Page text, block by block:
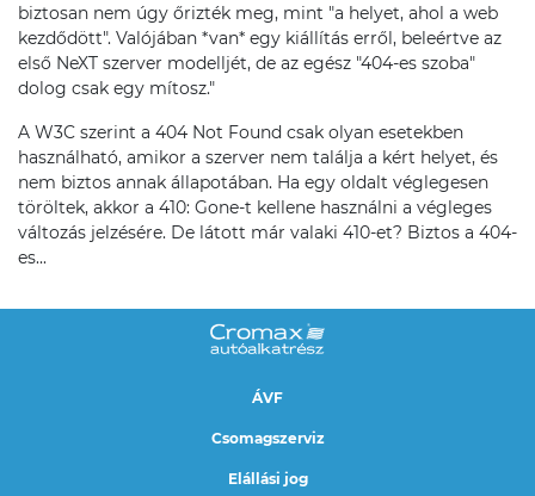
biztosan nem úgy őrizték meg, mint "a helyet, ahol a web
kezdődött". Valójában *van* egy kiállítás erről, beleértve az
első NeXT szerver modelljét, de az egész "404-es szoba"
dolog csak egy mítosz."
A W3C szerint a 404 Not Found csak olyan esetekben
használható, amikor a szerver nem találja a kért helyet, és
nem biztos annak állapotában. Ha egy oldalt véglegesen
töröltek, akkor a 410: Gone-t kellene használni a végleges
változás jelzésére. De látott már valaki 410-et? Biztos a 404-
es...
ÁVF
Csomagszerviz
Elállási jog